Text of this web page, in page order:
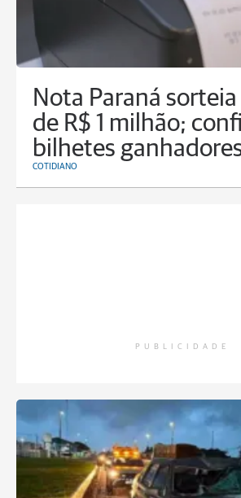
Nota Paraná
de R$ 1 milhão;
bilhetes
COTIDIANO
PUBLICIDADE